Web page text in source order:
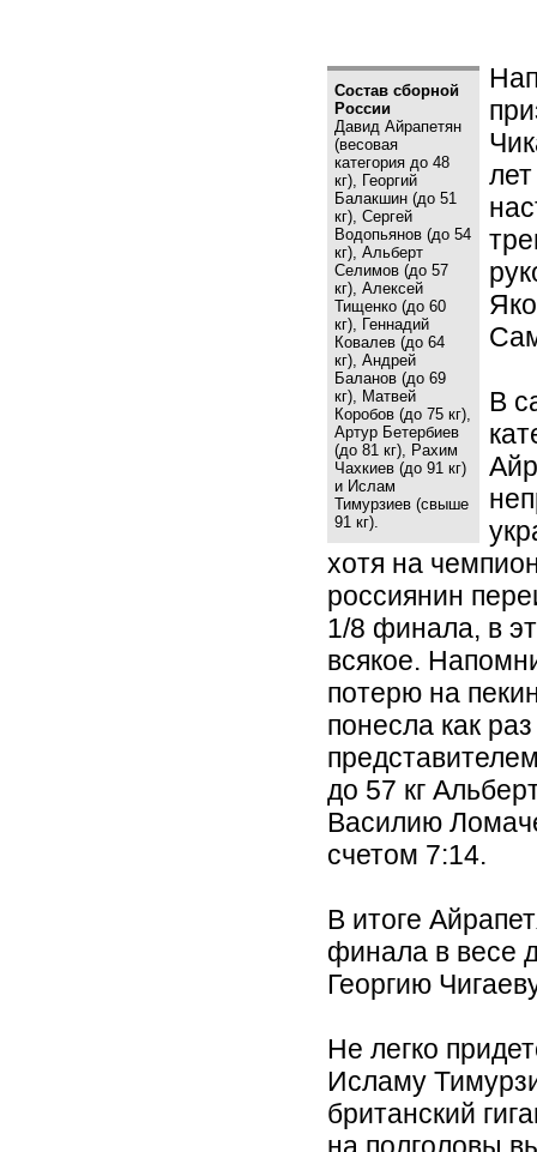
Состав сборной
России
Давид Айрапетян
(весовая
категория до 48
кг), Георгий
Балакшин (до 51
кг), Сергей
Водопьянов (до 54
кг), Альберт
Селимов (до 57
кг), Алексей
Тищенко (до 60
кг), Геннадий
Ковалев (до 64
кг), Андрей
Баланов (до 69
кг), Матвей
Коробов (до 75 кг),
Артур Бетербиев
(до 81 кг), Рахим
Чахкиев (до 91 кг)
и Ислам
Тимурзиев (свыше
91 кг).
В
хотя на
россиянин
1/8 финала, в
всякое.
потерю на
понесла как
до 57 кг
Василию
счетом 7:14.
В итоге
финала в весе
Георгию
Не легко
Исламу
британский
на полголовы